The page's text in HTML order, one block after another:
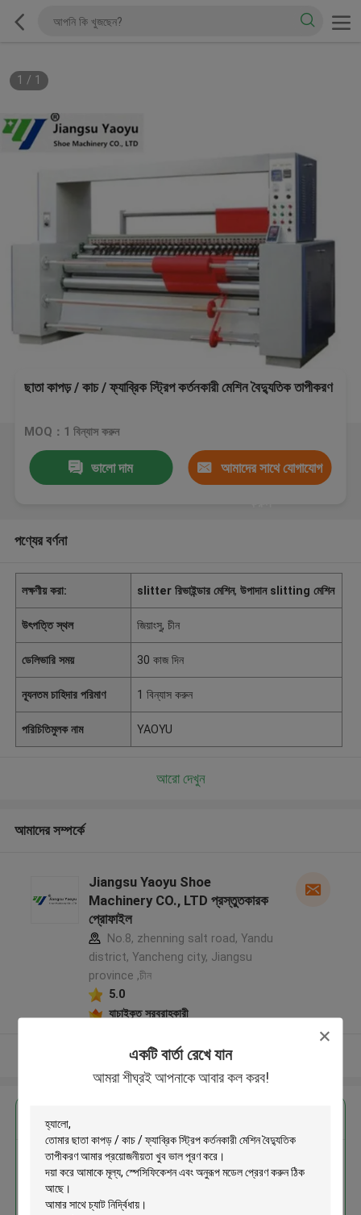
একটি বার্তা রেখে যান
আমরা শীঘ্রই আপনাকে আবার কল করব!
1 / 1
ছাতা কাপড় / কাচ / ফ্যাব্রিক স্ট্রিপ কর্তনকারী মেশিন বৈদ্যুতিক তাপীকরণ
MOQ：1 বিন্যাস করুন
ভালো দাম আমাদের সাথে যোগাযোগ
পণ্যের বর্ণনা
লক্ষণীয় করা: slitter রিভাইন্ডার মেশিন,উপাদান slitting মেশিন
উৎপত্তি স্থল জিয়াংসু, চীন
ডেলিভারি সময় 30 কাজ দিন
ন্যূনতম চাহিদার পরিমাণ 1 বিন্যাস করুন
পরিচিতিমুলক নাম YAOYU
আরো দেখুন
আমাদের সম্পর্কে
Jiangsu Yaoyu Shoe
Machinery CO., LTD প্রস্তুতকারক
প্রোফাইল
No.8, zhenning salt road, Yandu
district, Yancheng city, Jiangsu
province ,চীন
5.0
যাচাইকৃত সরবরাহকারী
আরো দেখুন
ছাতা কাপড় / কাচ / ফ্যাব্রিক স্ট্রিপ কর্তনকারী
মেশিন বৈদ্যুতিক তাপীকরণ